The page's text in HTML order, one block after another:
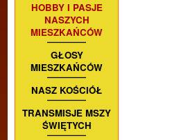
HOBBY I PASJE
NASZYCH
MIESZKAŃCÓW
GŁOSY
MIESZKAŃCÓW
NASZ KOŚCIÓŁ
TRANSMISJE MSZY
ŚWIĘTYCH